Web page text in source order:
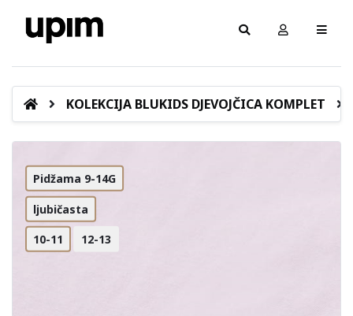
KOLEKCIJA BLUKIDS DJEVOJČICA KOMPLET
Pidžama 9-14G
ljubičasta
10-11 12-13